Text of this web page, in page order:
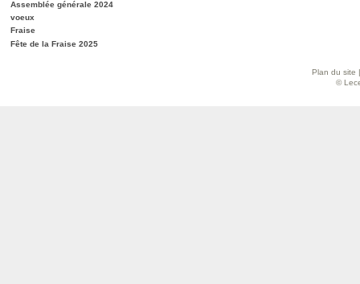
Assemblée générale 2024
voeux
Fraise
Fête de la Fraise 2025
Plan du site
©